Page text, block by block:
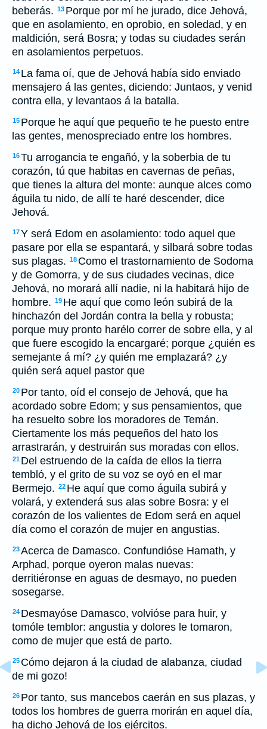
beberás. 13 Porque por mí he jurado, dice Jehová,
que en asolamiento, en oprobio, en soledad, y en
maldición, será Bosra; y todas su ciudades serán
en asolamientos perpetuos.
14 La fama oí, que de Jehová había sido enviado
mensajero á las gentes, diciendo: Juntaos, y venid
contra ella, y levantaos á la batalla.
15 Porque he aquí que pequeño te he puesto entre
las gentes, menospreciado entre los hombres.
16Tu arrogancia te engañó, y la soberbia de tu
corazón, tú que habitas en cavernas de peñas,
que tienes la altura del monte: aunque alces como
águila tu nido, de allí te haré descender, dice
Jehová.
17Y será Edom en asolamiento: todo aquel que
pasare por ella se espantará, y silbará sobre todas
sus plagas. 18 Como el trastornamiento de Sodoma
y de Gomorra, y de sus ciudades vecinas, dice
Jehová, no morará allí nadie, ni la habitará hijo de
hombre. 19 He aquí que como león subirá de la
hinchazón del Jordán contra la bella y robusta;
porque muy pronto harélo correr de sobre ella, y al
que fuere escogido la encargaré; porque ¿quién es
semejante á mí? ¿y quién me emplazará? ¿y
quién será aquel pastor que
20 Por tanto, oíd el consejo de Jehová, que ha
acordado sobre Edom; y sus pensamientos, que
ha resuelto sobre los moradores de Temán.
Ciertamente los más pequeños del hato los
arrastrarán, y destruirán sus moradas con ellos.
21 Del estruendo de la caída de ellos la tierra
tembló, y el grito de su voz se oyó en el mar
Bermejo. 22 He aquí que como águila subirá y
volará, y extenderá sus alas sobre Bosra: y el
corazón de los valientes de Edom será en aquel
día como el corazón de mujer en angustias.
23Acerca de Damasco. Confundióse Hamath, y
Arphad, porque oyeron malas nuevas:
derritiéronse en aguas de desmayo, no pueden
sosegarse.
24 Desmayóse Damasco, volvióse para huir, y
tomóle temblor: angustia y dolores le tomaron,
como de mujer que está de parto.
25 Cómo dejaron á la ciudad de alabanza, ciudad
de mi gozo!
26 Por tanto, sus mancebos caerán en sus plazas, y
todos los hombres de guerra morirán en aquel día,
ha dicho Jehová de los ejércitos.